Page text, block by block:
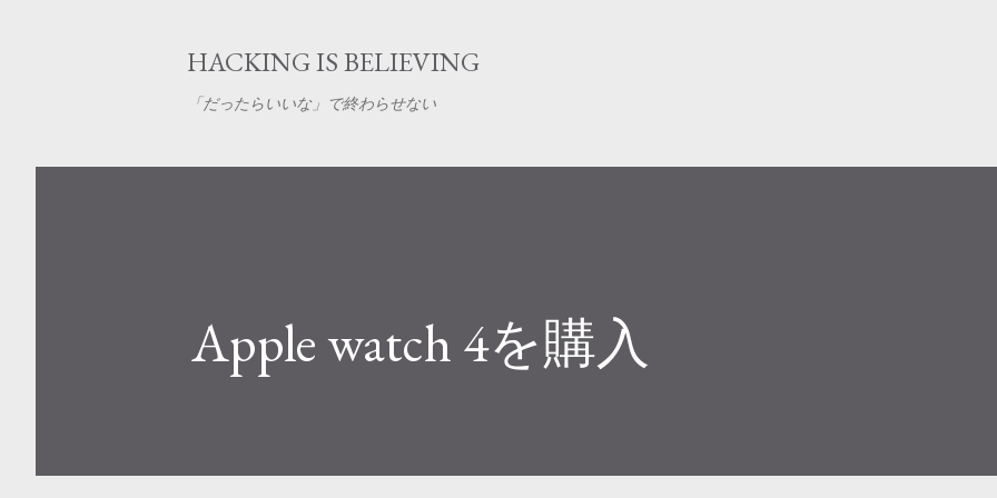
HACKING IS BELIEVING
「だったらいいな」で終わらせない
Apple watch 4を購入